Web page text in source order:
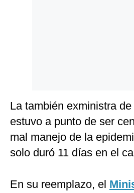
La también exministra
estuvo a punto de ser
mal manejo de la
solo duró 11 días en el
En su reemplazo, el